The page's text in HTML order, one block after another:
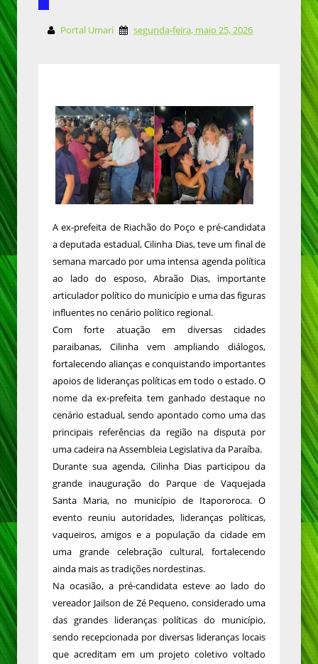
Portal Umari segunda-feira, maio 25, 2026
A ex-prefeita de Riachão do Poço e pré-candidata
a deputada estadual, Cilinha Dias, teve um final de
semana marcado por uma intensa agenda política
ao lado do esposo, Abraão Dias, importante
articulador político do município e uma das figuras
influentes no cenário político regional.
Com forte atuação em diversas cidades
paraibanas, Cilinha vem ampliando diálogos,
fortalecendo alianças e conquistando importantes
apoios de lideranças políticas em todo o estado. O
nome da ex-prefeita tem ganhado destaque no
cenário estadual, sendo apontado como uma das
principais referências da região na disputa por
uma cadeira na Assembleia Legislativa da Paraíba.
Durante sua agenda, Cilinha Dias participou da
grande inauguração do Parque de Vaquejada
Santa Maria, no município de Itapororoca. O
evento reuniu autoridades, lideranças políticas,
vaqueiros, amigos e a população da cidade em
uma grande celebração cultural, fortalecendo
ainda mais as tradições nordestinas.
Na ocasião, a pré-candidata esteve ao lado do
vereador Jailson de Zé Pequeno, considerado uma
das grandes lideranças políticas do município,
sendo recepcionada por diversas lideranças locais
que acreditam em um projeto coletivo voltado